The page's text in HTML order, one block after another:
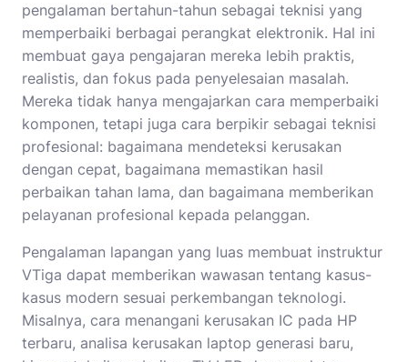
pengalaman bertahun-tahun sebagai teknisi yang
memperbaiki berbagai perangkat elektronik. Hal ini
membuat gaya pengajaran mereka lebih praktis,
realistis, dan fokus pada penyelesaian masalah.
Mereka tidak hanya mengajarkan cara memperbaiki
komponen, tetapi juga cara berpikir sebagai teknisi
profesional: bagaimana mendeteksi kerusakan
dengan cepat, bagaimana memastikan hasil
perbaikan tahan lama, dan bagaimana memberikan
pelayanan profesional kepada pelanggan.
Pengalaman lapangan yang luas membuat instruktur
VTiga dapat memberikan wawasan tentang kasus-
kasus modern sesuai perkembangan teknologi.
Misalnya, cara menangani kerusakan IC pada HP
terbaru, analisa kerusakan laptop generasi baru,